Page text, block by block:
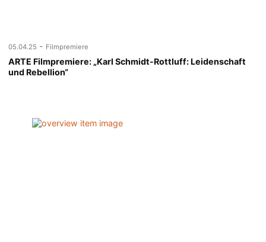
05.04.25 - Filmpremiere
ARTE Filmpremiere: „Karl Schmidt-Rottluff: Leidenschaft
und Rebellion“